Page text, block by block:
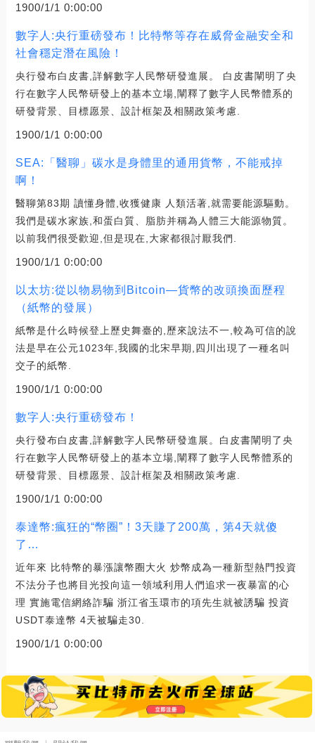
1900/1/1 0:00:00
數字人:央行重磅發布！比特幣等存在威脅金融安全和
社會穩定潛在風險！
央行發布白皮書,詳解數字人民幣研發進展。 白皮書闡明了央
行在數字人民幣研發上的基本立場,闡釋了數字人民幣體系的
研發背景、目標愿景、設計框架及相關政策考慮.
1900/1/1 0:00:00
SEA:「醫聊」碳水是身體里的通用貨幣，不能戒掉
啊！
醫聊第83期 讀懂身體,收獲健康 人類活著,就需要能源驅動。
我們是碳水家族,和蛋白質、脂肪并稱為人體三大能源物質。
以前我們很受歡迎,但是現在,大家都很討厭我們.
1900/1/1 0:00:00
以太坊:從以物易物到Bitcoin—貨幣的改頭換面歷程
（紙幣的發展）
紙幣是什么時候登上歷史舞臺的,歷來說法不一,較為可信的說
法是早在公元1023年,我國的北宋早期,四川出現了一種名叫
交子的紙幣.
1900/1/1 0:00:00
數字人:央行重磅發布！
央行發布白皮書,詳解數字人民幣研發進展。白皮書闡明了央
行在數字人民幣研發上的基本立場,闡釋了數字人民幣體系的
研發背景、目標愿景、設計框架及相關政策考慮.
1900/1/1 0:00:00
泰達幣:瘋狂的“幣圈”！3天賺了200萬，第4天就傻
了…
近年來 比特幣的暴漲讓幣圈大火 炒幣成為一種新型熱門投資
不法分子也將目光投向這一領域利用人們追求一夜暴富的心
理 實施電信網絡詐騙 浙江省玉環市的項先生就被誘騙 投資
USDT泰達幣 4天被騙走30.
1900/1/1 0:00:00